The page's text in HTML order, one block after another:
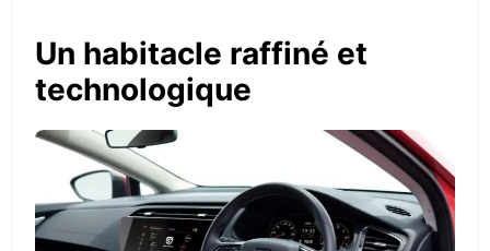
Un habitacle raffiné et
technologique